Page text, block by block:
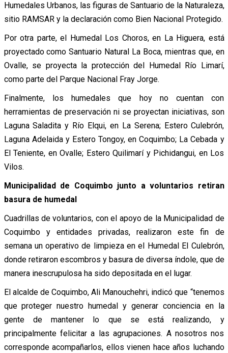
Humedales Urbanos, las figuras de Santuario de la Naturaleza,
sitio RAMSAR y la declaración como Bien Nacional Protegido.
Por otra parte, el Humedal Los Choros, en La Higuera, está
proyectado como Santuario Natural La Boca, mientras que, en
Ovalle, se proyecta la protección del Humedal Río Limarí,
como parte del Parque Nacional Fray Jorge.
Finalmente, los humedales que hoy no cuentan con
herramientas de preservación ni se proyectan iniciativas, son
Laguna Saladita y Río Elqui, en La Serena; Estero Culebrón,
Laguna Adelaida y Estero Tongoy, en Coquimbo; La Cebada y
El Teniente, en Ovalle; Estero Quilimarí y Pichidangui, en Los
Vilos.
Municipalidad de Coquimbo junto a voluntarios retiran
basura de humedal
Cuadrillas de voluntarios, con el apoyo de la Municipalidad de
Coquimbo y entidades privadas, realizaron este fin de
semana un operativo de limpieza en el Humedal El Culebrón,
donde retiraron escombros y basura de diversa índole, que de
manera inescrupulosa ha sido depositada en el lugar.
El alcalde de Coquimbo, Ali Manouchehri, indicó que “tenemos
que proteger nuestro humedal y generar conciencia en la
gente de mantener lo que se está realizando, y
principalmente felicitar a las agrupaciones. A nosotros nos
corresponde acompañarlos, ellos vienen hace años luchando